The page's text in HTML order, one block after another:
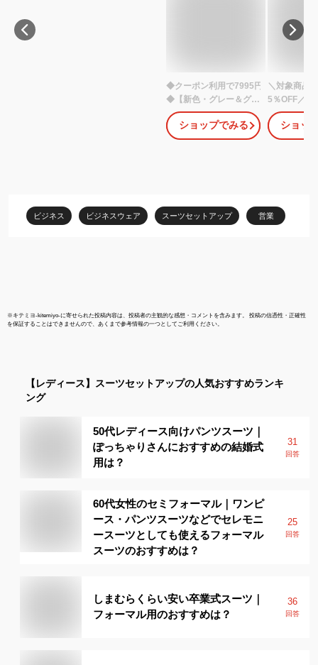
◆クーポン利用で7995円
◆【新色・グレー＆グレ
ージュ入荷】【洗え
る/UVカット/吸水速乾】
レディース ビジネスス
事服 面接 営業 リクルー
ト 通勤 黒 紺 ストレッチ
ショップでみる
＼対象商品2
5％OFF／【
発送】
レディース
ットアップ
バー 大きい
市場 試着チ
ショッ
ビジネス ビジネスウェア スーツセットアップ 営業
※キテミヨ-kitemiyo-に寄せられた投稿内容は、投稿者の主観的な感想・コメントを含みます。 投稿の信憑性・正確性
を保証することはできませんので、あくまで参考情報の一つとしてご利用ください。
【レディース】 スーツセットアップの人気おすすめランキ
ング
50代レディース向けパンツスーツ｜
ぽっちゃりさんにおすすめの結婚式
用は？
31
回答
60代女性のセミフォーマル｜ワンピ
ース・パンツスーツなどでセレモニ
ースーツとしても使えるフォーマル
スーツのおすすめは？
25
回答
しまむらくらい安い卒業式スーツ｜
フォーマル用のおすすめは？
36
回答